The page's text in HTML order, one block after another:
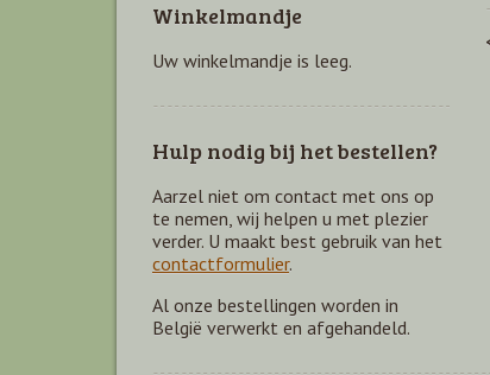
Winkelmandje
Uw winkelmandje is leeg.
Hulp nodig bij het bestellen?
Aarzel niet om contact met ons op
te nemen, wij helpen u met plezier
verder. U maakt best gebruik van het
contactformulier.
Al onze bestellingen worden in
België verwerkt en afgehandeld.